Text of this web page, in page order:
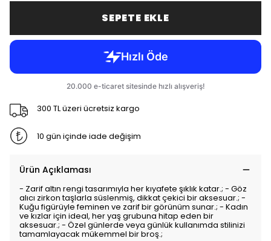
SEPETE EKLE
300 TL üzeri ücretsiz kargo
10 gün içinde iade değişim
Ürün Açıklaması
- Zarif altın rengi tasarımıyla her kıyafete şıklık katar.; - Göz
alıcı zirkon taşlarla süslenmiş, dikkat çekici bir aksesuar.; -
Kuğu figürüyle feminen ve zarif bir görünüm sunar.; - Kadın
ve kızlar için ideal, her yaş grubuna hitap eden bir
aksesuar.; - Özel günlerde veya günlük kullanımda stilinizi
tamamlayacak mükemmel bir broş.;